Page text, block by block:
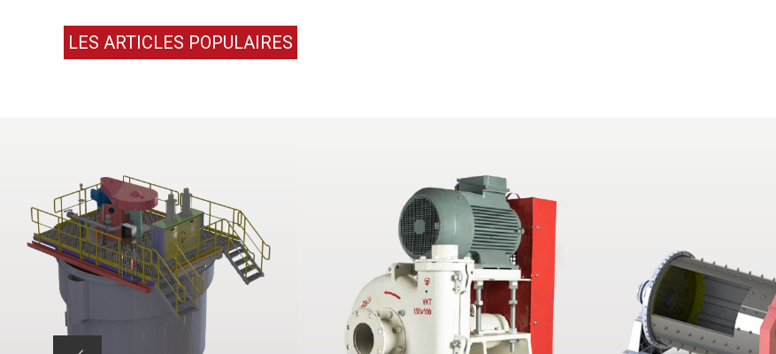
LES ARTICLES POPULAIRES